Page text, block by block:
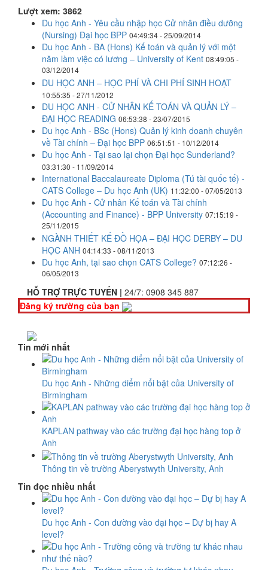
Lượt xem: 3862
Du học Anh - Yêu cầu nhập học Cử nhân điều dưỡng
(Nursing) Đại học BPP 04:49:34 - 25/09/2014
Du học Anh - BA (Hons) Kế toán và quản lý với một
năm làm việc có lương – University of Kent 08:49:05 -
03/12/2014
DU HỌC ANH – HỌC PHÍ VÀ CHI PHÍ SINH HOẠT
10:55:35 - 27/11/2012
DU HỌC ANH - CỬ NHÂN KẾ TOÁN VÀ QUẢN LÝ –
ĐẠI HỌC READING 06:53:38 - 23/07/2015
Du học Anh - BSc (Hons) Quản lý kinh doanh chuyên
về Tài chính – Đại học BPP 06:51:51 - 10/12/2014
Du học Anh - Tại sao lại chọn Đại học Sunderland?
03:31:30 - 11/09/2014
International Baccalaureate Diploma (Tú tài quốc tế) -
CATS College – Du học Anh (UK) 11:32:00 - 07/05/2013
Du học Anh - Cử nhân Kế toán và Tài chính
(Accounting and Finance) - BPP University 07:15:19 -
25/11/2015
NGÀNH THIẾT KẾ ĐỒ HỌA – ĐẠI HỌC DERBY – DU
HỌC ANH 04:14:33 - 08/11/2013
Du học Anh, tại sao chọn CATS College? 07:12:26 -
06/05/2013
HỖ TRỢ TRỰC TUYẾN | 24/7: 0908 345 887
Đăng ký trường của bạn
Tin mới nhất
Du học Anh - Những diểm nổi bật của University of
Birmingham
KAPLAN pathway vào các trường đại học hàng top ở
Anh
Thông tin về trường Aberystwyth University, Anh
Tin đọc nhiều nhất
Du học Anh - Con đường vào đại học – Dự bị hay A
level?